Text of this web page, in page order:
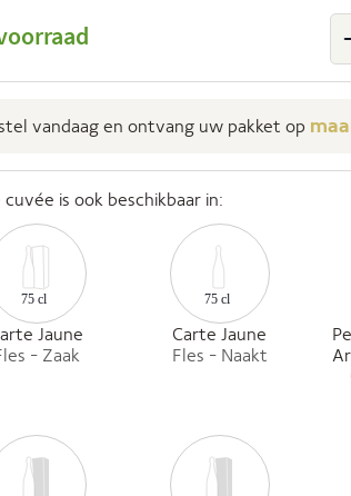
vandaag en ontvang uw pakket op
cuvée is ook beschikbaar in:
75 cl
Jaune
- Zaak
75 cl
Carte Jaune
Fles - Naakt